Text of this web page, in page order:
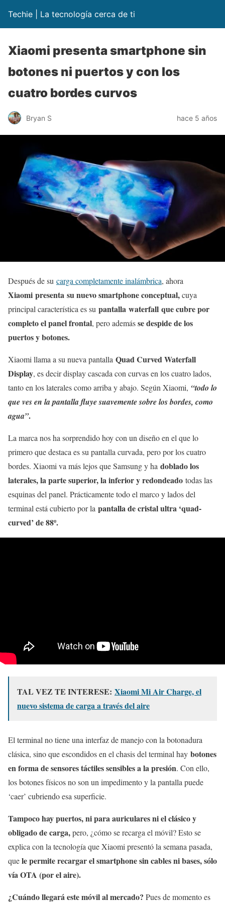
Techie | La tecnología cerca de ti
Xiaomi presenta smartphone sin
botones ni puertos y con los
cuatro bordes curvos
Bryan S hace 5 años
Después de su carga completamente inalámbrica, ahora
Xiaomi presenta su nuevo smartphone conceptual,cuya
principal característica es su pantalla waterfall que cubre por
completo el panel frontal, pero ademásse despide de los
puertos y botones.
Xiaomi llama a su nueva pantalla Quad Curved Waterfall
Display, es decir display cascada con curvas en los cuatro lados,
tanto en los laterales como arriba y abajo. Según Xiaomi, “todo lo
que ves en la pantalla fluye suavemente sobre los bordes, como
agua”.
La marca nos ha sorprendido hoy con un diseño en el que lo
primero que destaca es su pantalla curvada, pero por los cuatro
bordes. Xiaomi va más lejos que Samsung y ha doblado los
laterales, la parte superior, la inferior y redondeado todas las
esquinas del panel. Prácticamente todo el marco y lados del
terminal está cubierto por la pantalla de cristal ultra ‘quad-
curved’ de 88º.
TAL VEZ TE INTERESE: Xiaomi Mi Air Charge, el
nuevo sistema de carga a través del aire
El terminal no tiene una interfaz de manejo con la botonadura
clásica, sino que escondidos en el chasis del terminal hay botones
en forma de sensores táctiles sensibles a la presión. Con ello,
los botones físicos no son un impedimento y la pantalla puede
‘caer’ cubriendo esa superficie.
Tampoco hay puertos, ni para auriculares ni el clásico y
obligado de carga,pero, ¿cómo se recarga el móvil? Esto se
explica con la tecnología que Xiaomi presentó la semana pasada,
quele permite recargar el smartphone sin cables ni bases, sólo
vía OTA (por el aire).
¿Cuándo llegará este móvil al mercado? Pues de momento es